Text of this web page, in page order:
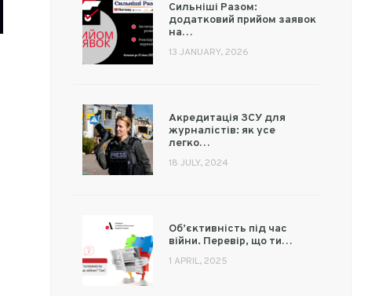
Сильніші Разом:
додатковий прийом заявок
на…
13 JANUARY, 2026
Акредитація ЗСУ для
журналістів: як усе
легко…
18 JULY, 2024
Об’єктивність під час
війни. Перевір, що ти…
1 APRIL, 2025